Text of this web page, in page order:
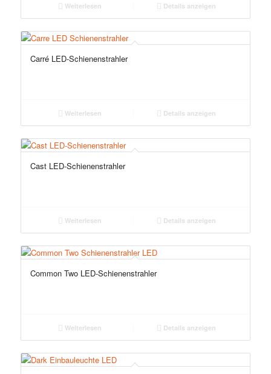
Weiterlesen Details anzeigen
Carré LED-Schienenstrahler
Weiterlesen Details anzeigen
Cast LED-Schienenstrahler
Weiterlesen Details anzeigen
Common Two LED-Schienenstrahler
Weiterlesen Details anzeigen